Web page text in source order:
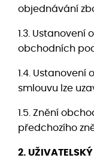
objednávání
1.3.
obchodních
1.4.
smlouvu lze
1.5. Znění
předchozího
2. UŽIVATELSKÝ